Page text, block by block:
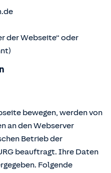
der Webseite“ oder
bewegen, werden von
an den Webserver
Betrieb der
beauftragt. Ihre Daten
Folgende